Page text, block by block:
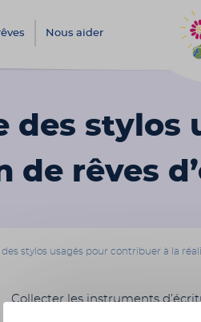
Nous aider
des
de rêves
stylos usagés pour contribuer à la
Collecter les instruments